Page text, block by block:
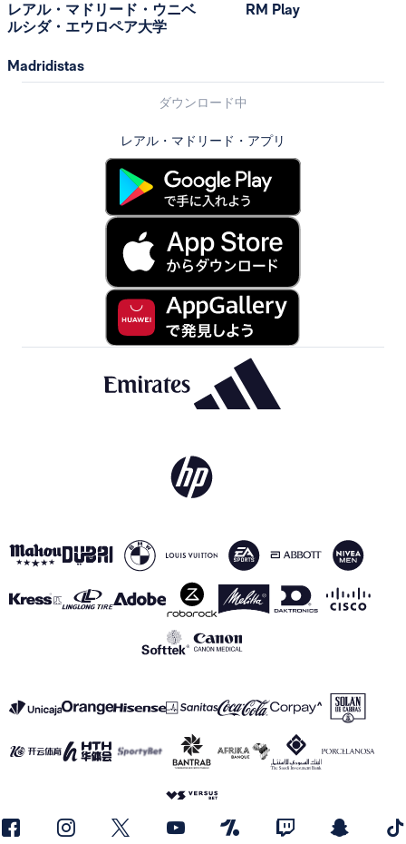
レアル・マドリード・ウニベ
ルシダ・エウロペア大学
Madridistas
RM Play
ダウンロード中
レアル・マドリード・アプリ